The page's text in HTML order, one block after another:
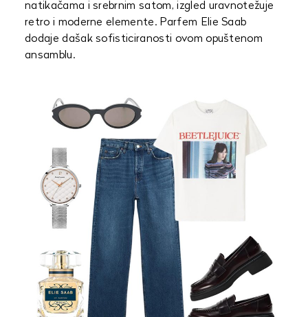
natikačama i srebrnim satom, izgled uravnotežuje
retro i moderne elemente. Parfem Elie Saab
dodaje dašak sofisticiranosti ovom opuštenom
ansamblu.